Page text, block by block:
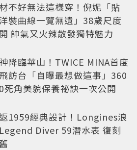
不好無法這樣穿！倪妮「貼
裝曲線一覽無遺」38歲尺度
帥氣又火辣散發獨特魅力
降臨華山！TWICE MINA首度
訪台「自曝最想做這事」360
死角美貌保養祕訣一次公開
1959經典設計！Longines浪
Diver 59潛水表 復刻